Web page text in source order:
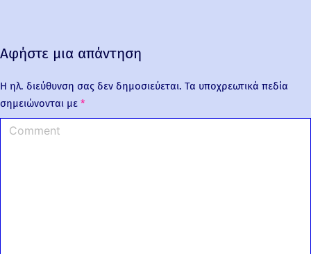
Αφήστε μια απάντηση
Η ηλ. διεύθυνση σας δεν δημοσιεύεται. Τα υποχρεωτικά πεδία
σημειώνονται με *